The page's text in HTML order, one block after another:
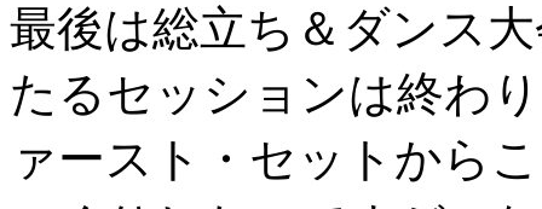
最後は総立ち＆ダンス
たるセッションは終わ
ァースト・セットから